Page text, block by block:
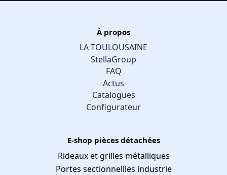
À propos
LA TOULOUSAINE
StellaGroup
FAQ
Actus
Catalogues
Configurateur
E-shop pièces détachées
Rideaux et grilles métalliques
Portes sectionnellles industrie